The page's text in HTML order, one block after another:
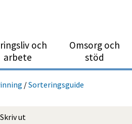
och
arbete
Omsorg och
stöd
/Sorterings­guide
Skriv ut